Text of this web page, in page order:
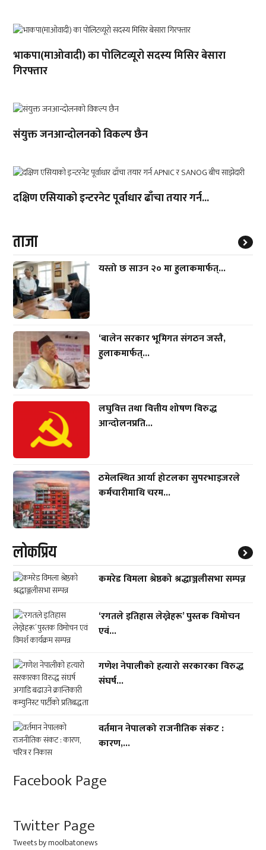
भाकपा(माओवादी) का पोलिटव्यूरो सदस्य मिसिर बेसारा
गिरफ्तार
संयुक्त जनआन्दोलनको विकल्प छैन
दक्षिण एसियाको इन्टरनेट पूर्वाधार ढाँचा तयार गर्न...
ताजा
यस्तो छ साउन २० मा हुलाकमार्फत्...
‘बालेन सरकार भूमिगत संगठन जस्तै,
हुलाकमार्फत्...
लघुवित्त तथा वित्तीय शोषण विरुद्ध
आन्दोलनप्रति...
ठमेलस्थित आर्या होटलका सुपरभाइजरले
कर्मचारीमाथि चरम...
लाेकप्रिय
कमरेड विमला श्रेष्ठको श्रद्धाञ्जलीसभा सम्पन्न
‘रगतले इतिहास लेख्नेहरू’ पुस्तक विमोचन
एवं...
गणेश नेपालीको हत्यारो सरकारका विरुद्ध
संघर्ष...
वर्तमान नेपालको राजनीतिक संकट :
कारण,...
Facebook Page
Twitter Page
Tweets by moolbatonews